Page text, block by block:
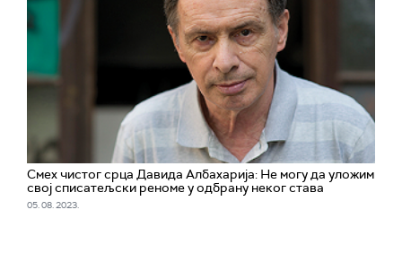
Смех чистог срца Давида Албахарија: Не могу да уложим
свој списатељски реноме у одбрану неког става
05. 08. 2023.